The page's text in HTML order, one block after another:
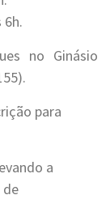
no Ginásio
para
a
de